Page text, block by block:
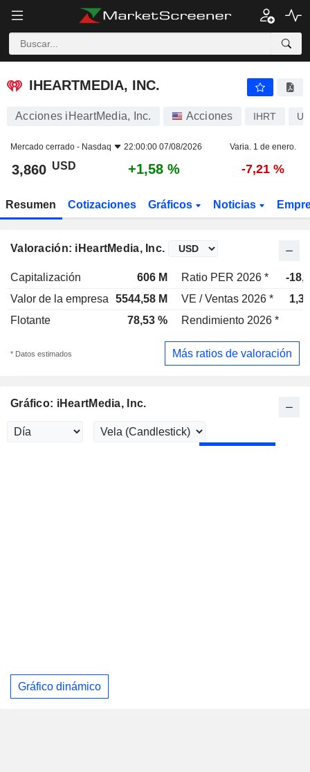
IHEARTMEDIA, INC.
IHEARTMEDIA, INC.
Acciones iHeartMedia, Inc. Acciones IHRT
Mercado cerrado - Nasdaq 22:00:00 07/08/2026 Varia. 1 de enero.
3,860 USD +1,58 % -7,21 %
Resumen Cotizaciones Gráficos Noticias
Valoración: iHeartMedia, Inc.
Capitalización 606 M Ratio PER 2026 *
-
Valor de la empresa
5544,58 M VE / Ventas 2026 *
Flotante
78,53 % Rendimiento 2026 *
* Datos estimados Más ratios de valoración
Gráfico: iHeartMedia, Inc.
Gráfico dinámico